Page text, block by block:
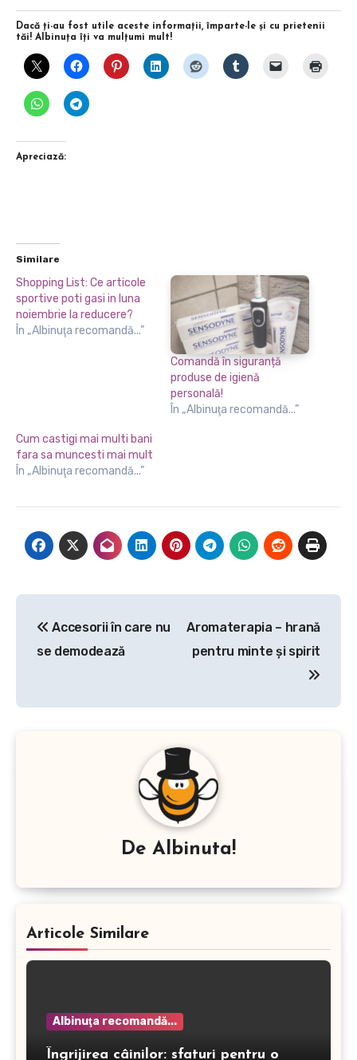
Dacă ţi-au fost utile aceste informaţii, împarte-le şi cu prietenii
tăi! Albinuţa îţi va mulţumi mult!
Apreciază:
Similare
Shopping List: Ce articole
sportive poti gasi in luna
noiembrie la reducere?
În „Albinuţa recomandă...”
Comandă în siguranță
produse de igienă
personală!
În „Albinuţa recomandă...”
Cum castigi mai multi bani
fara sa muncesti mai mult
În „Albinuţa recomandă...”
Accesorii în care nu
se demodează
Aromaterapia – hrană
pentru minte și spirit
De Albinuta!
Articole Similare
Albinuţa recomandă...
Îngrijirea câinilor: sfaturi pentru o